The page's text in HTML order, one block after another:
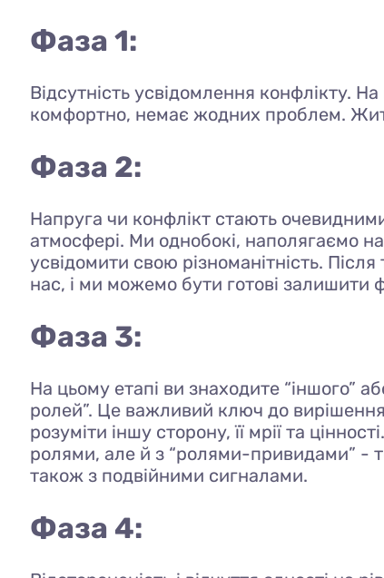
Фаза 1:
Відсутність усвідомлення конфлікту.
комфортно, немає жодних проблем.
Фаза 2:
Напруга чи конфлікт стають
атмосфері. Ми однобокі, наполягаємо
усвідомити свою різноманітність.
нас, і ми можемо бути готові залишити
Фаза 3:
На цьому етапі ви знаходите “іншого”
ролей”. Це важливий ключ до вирішення
розуміти іншу сторону, її мрії та
ролями, але й з “ролями-привидами” -
також з подвійними сигналами.
Фаза 4: